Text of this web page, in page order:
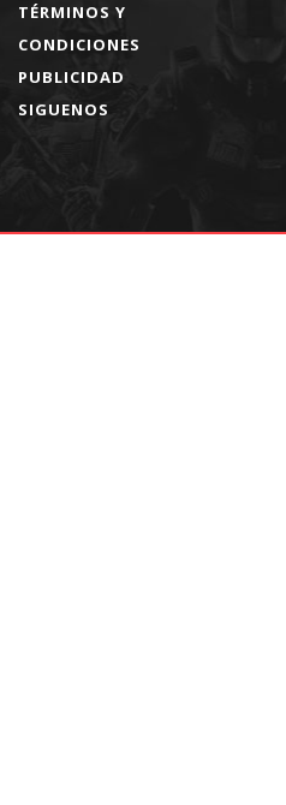
TÉRMINOS Y
CONDICIONES
PUBLICIDAD
SIGUENOS